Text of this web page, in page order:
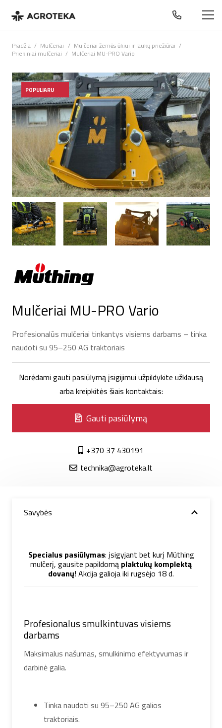
Pradžia / Mulčeriai / Mulčeriai žemės ūkiui ir laukų priežiūrai /
Priekiniai mulčeriai / Mulčeriai MU-PRO Vario
POPULIARU
Mulčeriai MU-PRO Vario
Profesionalūs mulčeriai tinkantys visiems darbams – tinka
naudoti su 95–250 AG traktoriais
Norėdami gauti pasiūlymą įsigijimui užpildykite užklausą
arba kreipkitės šiais kontaktais:
Gauti pasiūlymą
+370 37 430191
technika@agroteka.lt
Savybės
Specialus pasiūlymas: įsigyjant bet kurį Müthing
mulčerį, gausite papildomą plaktukų komplektą
dovanų! Akcija galioja iki rugsėjo 18 d.
Profesionalus smulkintuvas visiems
darbams
Maksimalus našumas, smulkinimo efektyvumas ir
darbinė galia.
Tinka naudoti su 95–250 AG galios
traktoriais.